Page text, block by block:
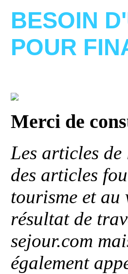
BESOIN
POUR
Merci de
Les articles
des articles
tourisme et au
résultat de
sejour.com
également